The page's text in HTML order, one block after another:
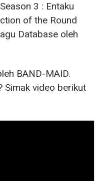
3 : Entaku
of the Round
Database oleh
BAND-MAID.
Simak video berikut